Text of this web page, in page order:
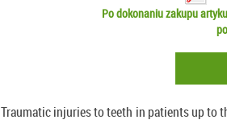
Po dokonaniu zakupu
Traumatic injuries to teeth in patients up to